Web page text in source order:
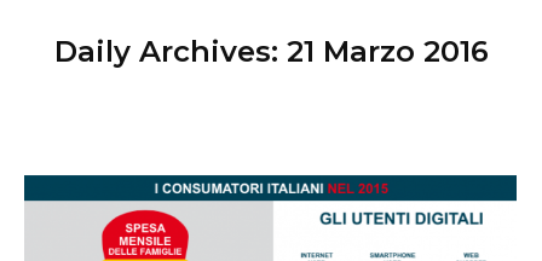
Daily Archives: 21 Marzo 2016